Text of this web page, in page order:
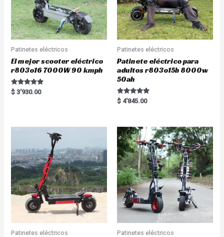
Patinetes eléctricos
El mejor scooter eléctrico
r803o16 7000W 90 kmph
Rated
5.00
$ 3'930.00
Patinetes eléctricos
Patinete eléctrico para
adultos r803o15b 8000w
50ah
Rated
5.00
$ 4'845.00
Patinetes eléctricos Patinetes eléctricos